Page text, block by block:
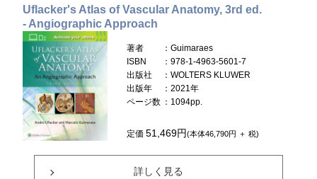
Uflacker's Atlas of Vascular Anatomy, 3rd ed.
- Angiographic Approach
著者
：Guimaraes
ISBN
：978-1-4963-5601-7
出版社
：WOLTERS KLUWER
出版年
：2021年
ページ数 ：1094pp.
定価51,469円(本体46,790円 ＋ 税)
詳しく見る